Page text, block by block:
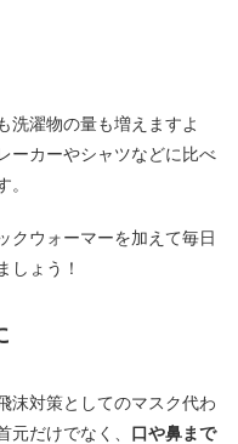
洗濯物の量も増えますよ
ーカーやシャツなどに比べ
。
クウォーマーを加えて毎日
しょう！
沫対策としてのマスク代わ
元だけでなく、 口や鼻まで